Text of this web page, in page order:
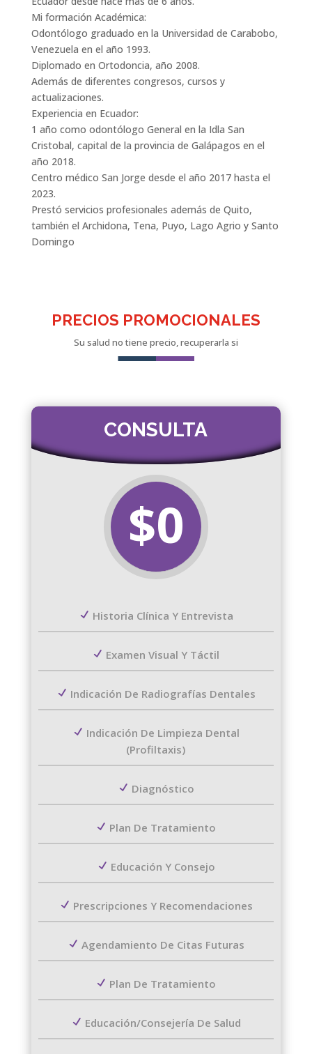
Mi formación Académica:
Odontólogo graduado en la Universidad de Carabobo,
Venezuela en el año 1993.
Diplomado en Ortodoncia, año 2008.
Además de diferentes congresos, cursos y
actualizaciones.
Experiencia en Ecuador:
1 año como odontólogo General en la Idla San
Cristobal, capital de la provincia de Galápagos en el
año 2018.
Centro médico San Jorge desde el año 2017 hasta el
2023.
Prestó servicios profesionales además de Quito,
también el Archidona, Tena, Puyo, Lago Agrio y Santo
Domingo
PRECIOS PROMOCIONALES
Su salud no tiene precio, recuperarla si
CONSULTA
$0
Historia Clínica Y Entrevista
Examen Visual Y Táctil
Indicación De Radiografías Dentales
Indicación De Limpieza Dental
(Profiltaxis)
Diagnóstico
Plan De Tratamiento
Educación Y Consejo
Prescripciones Y Recomendaciones
Agendamiento De Citas Futuras
Plan De Tratamiento
Educación/consejería De Salud